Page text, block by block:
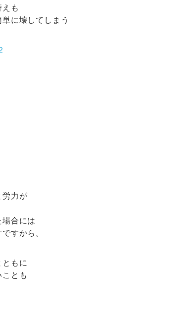
も
に壊してしまう
労力が
合には
すから。
もに
とも